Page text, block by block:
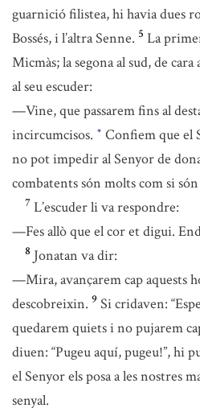
guarnició filistea, hi havia dues
Bossés, i l’altra Senne. 5 La
Micmàs; la segona al sud, de cara
al seu escuder:
—Vine, que passarem fins al
incircumcisos. * Confiem que el
no pot impedir al Senyor de
combatents són molts com si són
7 L’escuder li va respondre:
—Fes allò que el cor et digui.
8 Jonatan va dir:
—Mira, avançarem cap aquests
descobreixin. 9 Si cridaven:
quedarem quiets i no pujarem
diuen: “Pugeu aquí, pugeu!”, hi
el Senyor els posa a les nostres
senyal.